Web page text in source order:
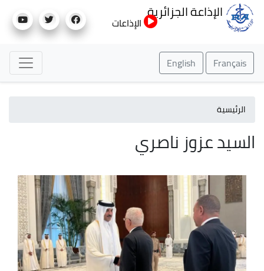
إلى
الإذاعة الجزائرية
الإذاعات
Français
English
الرئيسية
السيد عزوز ناصري